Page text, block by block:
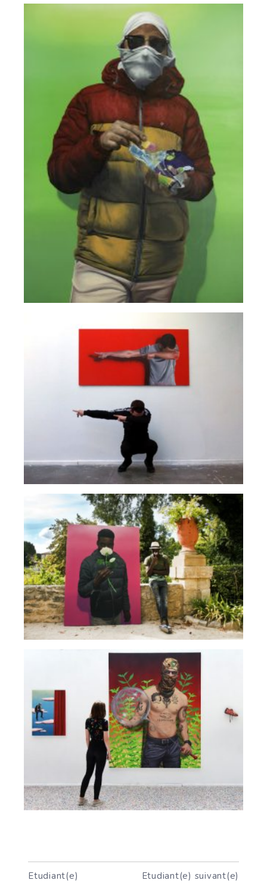
Etudiant(e)
Etudiant(e) suivant(e)